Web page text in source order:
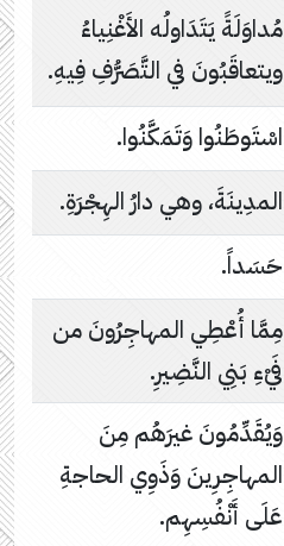
مُداوَلَةً يَتَدَاولُه الأَغْنِياءُ
ويتعاقَبُونَ في التَّصَرُّفِ فِيهِ.
اسْتَوطَنُوا وَتَمَكَّنُوا.
المدِينَةَ، وهي دارُ الهِجْرَةِ.
حَسَداً.
مِمَّا أُعْطِي المهاجِرُونَ من
فَيْءِ بَنِي النَّضِيرِ.
وَيُقَدِّمُونَ غيرَهُم مِنَ
المهاجِرِينَ وَذَوِي الحاجةِ
عَلَى أَنْفُسِهِم.